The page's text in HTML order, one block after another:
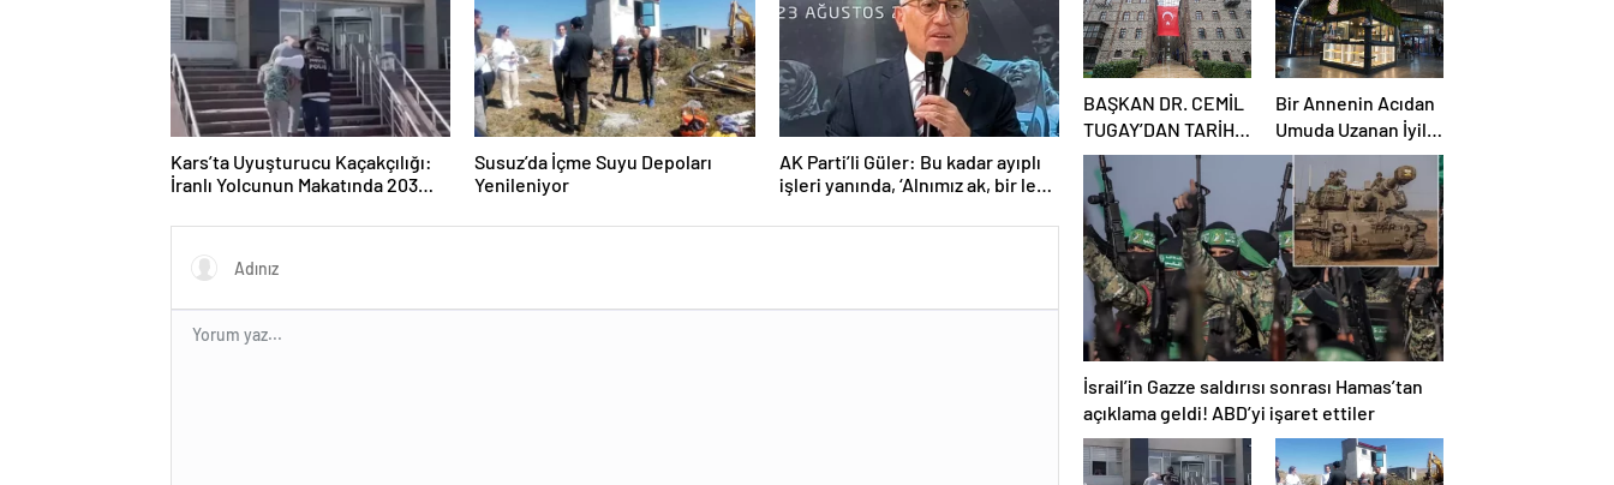
Kars’ta Uyuşturucu Kaçakçılığı:
İranlı Yolcunun Makatında 203
Susuz’da İçme Suyu Depoları
Yenileniyor
AK Parti’li Güler: Bu kadar ayıplı
işleri yanında, ‘Alnımız ak, bir leke
BAŞKAN DR. CEMİL
TUGAY’DAN TARİHİ
REST: “İZMİR’İN
MALINA
ÇÖKTÜRMEM,
HALKIN HAKKINI
KİMSEYE
YEDİRMEM!”
Bir Annenin Acıdan
Umuda Uzanan İyilik
Yolculuğu
İsrail’in Gazze saldırısı sonrası Hamas’tan
açıklama geldi! ABD’yi işaret ettiler